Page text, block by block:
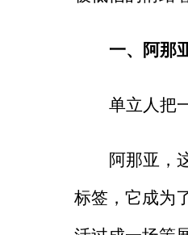
一、阿那
单立人把
阿那亚，
标签，它成为